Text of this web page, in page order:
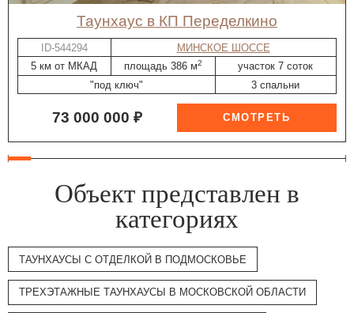
таунхаус в КП Переделкино
ID-544294
МИНСКОЕ ШОССЕ
5 км от МКАД
площадь 386 м2
участок 7 соток
"под ключ"
3 спальни
73 000 000 ₽
Объект представлен в
категориях
ТАУНХАУСЫ С ОТДЕЛКОЙ В ПОДМОСКОВЬЕ
ТРЕХЭТАЖНЫЕ ТАУНХАУСЫ В МОСКОВСКОЙ ОБЛАСТИ